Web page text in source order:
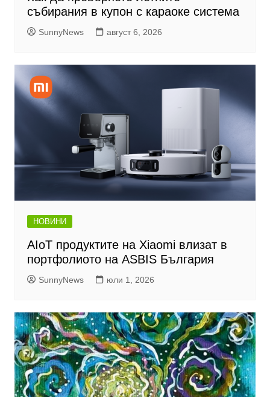
събирания в купон с караоке система
SunnyNews август 6, 2026
НОВИНИ
AIoT продуктите на Xiaomi влизат в
портфолиото на ASBIS България
SunnyNews юли 1, 2026